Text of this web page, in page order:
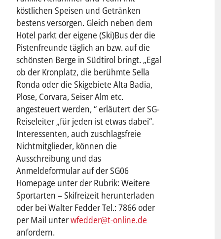
köstlichen Speisen und Getränken
bestens versorgen. Gleich neben dem
Hotel parkt der eigene (Ski)Bus der die
Pistenfreunde täglich an bzw. auf die
schönsten Berge in Südtirol bringt. „Egal
ob der Kronplatz, die berühmte Sella
Ronda oder die Skigebiete Alta Badia,
Plose, Corvara, Seiser Alm etc.
angesteuert werden, “ erläutert der SG-
Reiseleiter „für jeden ist etwas dabei“.
Interessenten, auch zuschlagsfreie
Nichtmitglieder, können die
Ausschreibung und das
Anmeldeformular auf der SG06
Homepage unter der Rubrik: Weitere
Sportarten – Skifreizeit herunterladen
oder bei Walter Fedder Tel.: 7866 oder
per Mail unterwfedder@t-online.de
anfordern.